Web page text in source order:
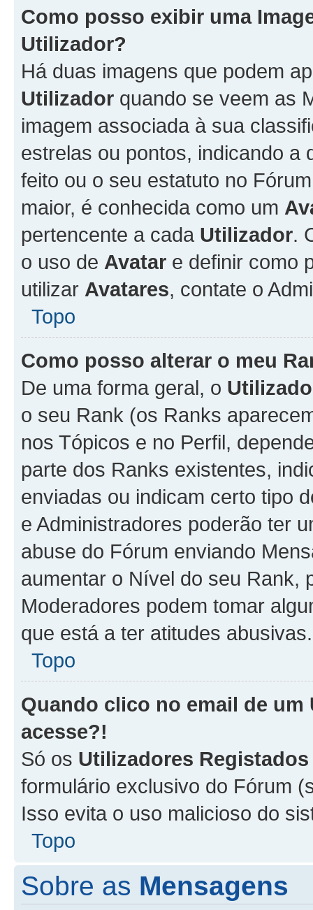
Como posso exibir uma
Utilizador?
Há duas imagens que podem
Utilizador quando se veem as
imagem associada à sua
estrelas ou pontos, indicando a
feito ou o seu estatuto no
maior, é conhecida como um
pertencente a cada Utilizador.
o uso de Avatar e definir como
utilizar Avatares, contate o
Topo
Como posso alterar o meu
De uma forma geral, o
o seu Rank (os Ranks
nos Tópicos e no Perfil,
parte dos Ranks existentes,
enviadas ou indicam certo tipo
e Administradores poderão ter
abuse do Fórum enviando
aumentar o Nível do seu Rank,
Moderadores podem tomar
que está a ter atitudes abusivas.
Topo
Quando clico no email de um
acesse?!
Só os Utilizadores Registados
formulário exclusivo do Fórum
Isso evita o uso malicioso do
Topo
Sobre as Mensagens